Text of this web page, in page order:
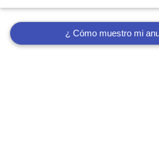
¿ Cómo muestro mi